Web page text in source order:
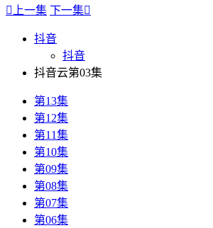
 上一集 下一集
抖音
抖音
抖音云第03集
第13集
第12集
第11集
第10集
第09集
第08集
第07集
第06集